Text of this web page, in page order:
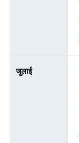
जुलाई